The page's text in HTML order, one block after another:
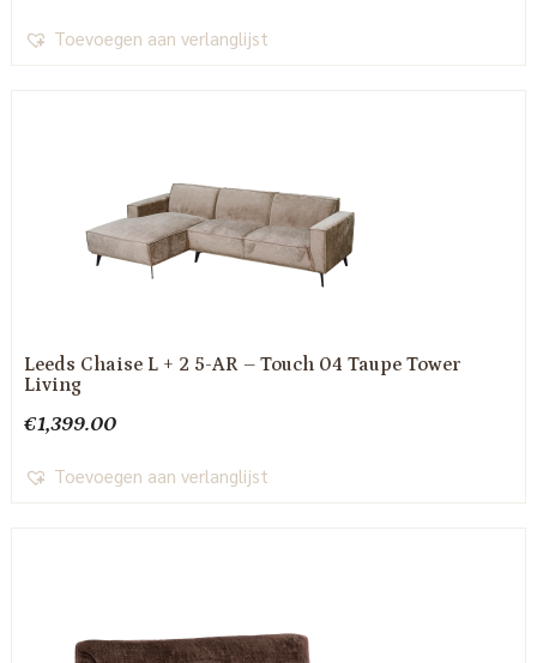
Toevoegen aan verlanglijst
Leeds Chaise L + 2 5-AR – Touch 04 Taupe Tower
Living
€1,399.00
Toevoegen aan verlanglijst